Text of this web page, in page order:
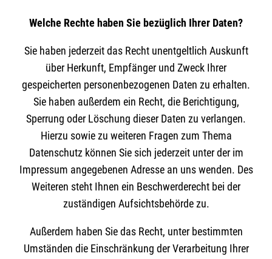
Welche Rechte haben Sie bezüglich Ihrer Daten?
Sie haben jederzeit das Recht unentgeltlich Auskunft
über Herkunft, Empfänger und Zweck Ihrer
gespeicherten personenbezogenen Daten zu erhalten.
Sie haben außerdem ein Recht, die Berichtigung,
Sperrung oder Löschung dieser Daten zu verlangen.
Hierzu sowie zu weiteren Fragen zum Thema
Datenschutz können Sie sich jederzeit unter der im
Impressum angegebenen Adresse an uns wenden. Des
Weiteren steht Ihnen ein Beschwerderecht bei der
zuständigen Aufsichtsbehörde zu.
Außerdem haben Sie das Recht, unter bestimmten
Umständen die Einschränkung der Verarbeitung Ihrer